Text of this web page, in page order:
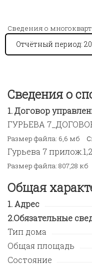
Сведения о
Отчётный период:
Сведения о
Договор
ГУРЬЕВА
Размер файла: 6,6 мб
Гурьева 7
Размер файла: 807,28 кб
Общая
Адрес
Обязательные
Тип дома
Общая площадь
Состояние